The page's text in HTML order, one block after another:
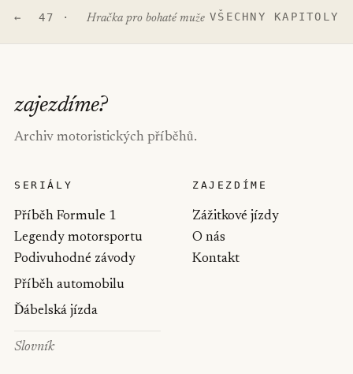
← 47 · Hračka pro bohaté muže VŠECHNY KAPITOLY
zajezdíme?
Archiv motoristických příběhů.
SERIÁLY
Příběh Formule 1
Legendy motorsportu
Podivuhodné závody
Příběh automobilu
Ďábelská jízda
Slovník
ZAJEZDÍME
Zážitkové jízdy
O nás
Kontakt